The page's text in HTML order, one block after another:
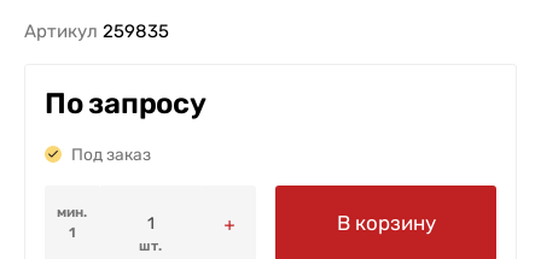
Артикул 259835
По запросу
Под заказ
мин.
1
шт.
В корзину